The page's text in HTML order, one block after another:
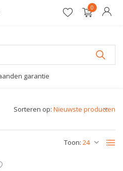
0
garantie
Toon:
Sorteren op: